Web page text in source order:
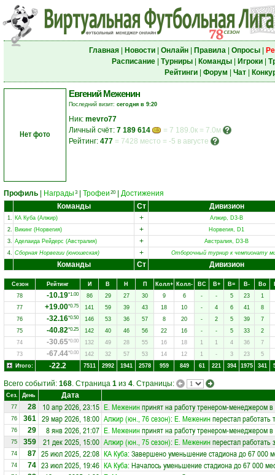
Главная| Новости| Онлайн| Правила| Опросы|
Расписание| Турниры| Команды| Игроки|
Рейтинги| Форум Чат|
Нет фото
Евгений Меженин
Последний визит: сегодня в 9:20
Ник: mevro77
Личный счёт: 7 189 614
= 7 189.0к = 7.0м
Рейтинг: 477 = 7428 место = -5 в августе
Профиль Награды 3 Трофеи 20| Достижения
Команды
Ст Дивизион
1. КА Куба (Алжир) +
Алжир, D3-B
2. Викинг (Норвегия) +
Норвегия, D1
3. Аделаида Рейдерс (Австралия) +
Австралия, D3-B
4. Сборная Норвегии (юношеская) + Отборочный турнир к чемпионату
Команды Ст Дивизион
Сезон Рейтинг И В Н П Колл+ Колл- ВC В+ В= В- Вo
78
-10.19*1.00 86 29 27 30 9 6 - - 5 23
1
77
+19.00*0.75 141 59 39 43 18 10 - 4 6 41
8
76
-32.16*0.50 146 53 36 57 8 20 - 2 5 39
7
75
-40.82*0.25 142 40 46 56 22 16 - - 5 33
2
74
-30.65*0.00 132 49 28 55 16 18 1 1 4 36
7
73
-67.44*0.00 142 32 57 53 14 12 1 - 3 23
5
Итого:
-22.2 7511 2992 1941 2578 959 849 61 221 394 1975 341
Всего событий: 168. Страница 1 из 4. Страницы:
Сез. День Дата
77 28 10 апр 2026, 23:15 Е. Меженинпринят на работу тренером-менеджером
76 361 29 мар 2026, 18:00 Алжир (юн., 76 сезон): Е. Меженинперестал работать
76 29 8 янв 2026, 21:07 Е. Меженинпринят на работу тренером-менеджером
75 359 21 дек 2025, 15:00 Алжир (юн., 75 сезон): Е. Меженинперестал работать
74 87 25 июл 2025, 22:08 КА Куба: Завершено уменьшение стадиона до 67 000
74 74 23 июл 2025, 19:46 КА Куба: Началось уменьшение стадиона до 67 000